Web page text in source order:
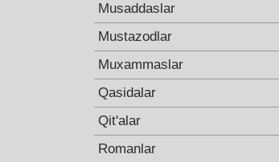
Musaddaslar
Mustazodlar
Muxammaslar
Qasidalar
Qit'alar
Romanlar